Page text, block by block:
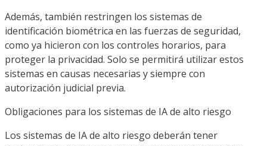
Además, también restringen los sistemas de
identificación biométrica en las fuerzas de seguridad,
como ya hicieron con los controles horarios, para
proteger la privacidad. Solo se permitirá utilizar estos
sistemas en causas necesarias y siempre con
autorización judicial previa.
Obligaciones para los sistemas de IA de alto riesgo
Los sistemas de IA de alto riesgo deberán tener